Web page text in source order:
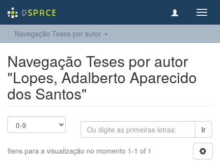
Navegação Teses por autor
Navegação Teses por autor
"Lopes, Adalberto Aparecido
dos Santos"
Ir
Itens para a visualização no momento 1-1 of 1